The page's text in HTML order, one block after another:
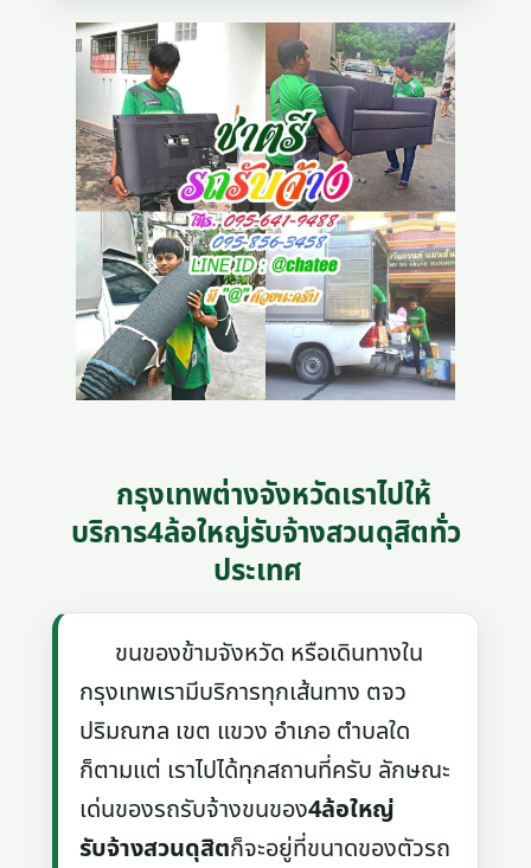
กรุงเทพต่างจังหวัดเราไปให้
บริการ4ล้อใหญ่รับจ้างสวนดุสิตทั่ว
ประเทศ
ขนของข้ามจังหวัด หรือเดินทางใน
กรุงเทพเรามีบริการทุกเส้นทาง ตจว
ปริมณฑล เขต แขวง อำเภอ ตำบลใด
ก็ตามแต่ เราไปได้ทุกสถานที่ครับ ลักษณะ
เด่นของรถรับจ้างขนของ4ล้อใหญ่
รับจ้างสวนดุสิตก็จะอยู่ที่ขนาดของตัวรถ